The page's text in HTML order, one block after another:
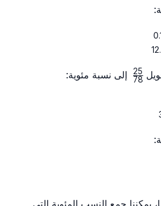
\frac{25}78
25 إلى نسبة مئوية: